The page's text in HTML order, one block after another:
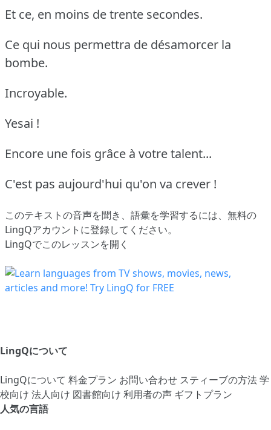
Et ce, en moins de trente secondes.
Ce qui nous permettra de désamorcer la
bombe.
Incroyable.
Yesai !
Encore une fois grâce à votre talent...
C'est pas aujourd'hui qu'on va crever !
このテキストの音声を聞き、語彙を学習するには、 無料の
LingQアカウントに登録してください。
LingQでこのレッスンを開く
LingQについて
LingQについて 料金プラン お問い合わせ スティーブの方法学
校向け 法人向け 図書館向け 利用者の声 ギフトプラン
人気の言語